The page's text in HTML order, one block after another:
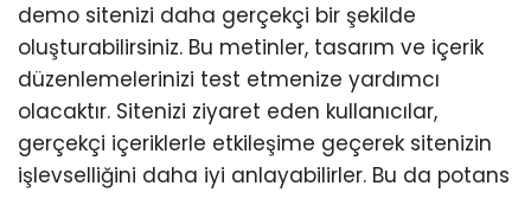
demo sitenizi daha gerçekçi bir şekilde
oluşturabilirsiniz. Bu metinler, tasarım ve içerik
düzenlemelerinizi test etmenize yardımcı
olacaktır. Sitenizi ziyaret eden kullanıcılar,
gerçekçi içeriklerle etkileşime geçerek sitenizin
işlevselliğini daha iyi anlayabilirler. Bu da potans